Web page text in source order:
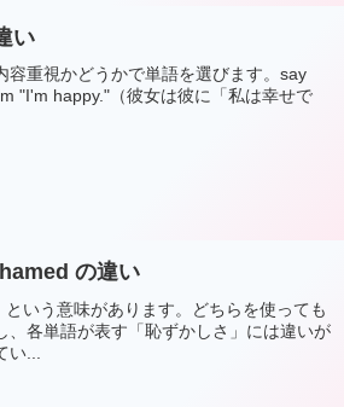
い
重視かどうかで単語を選びます。say
"I'm happy."（彼女は彼に「私は幸せで
の違い
いう意味があります。どちらを使っても
各単語が表す「恥ずかしさ」には違いが
...